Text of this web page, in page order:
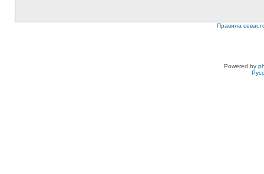
Правила
Powered by